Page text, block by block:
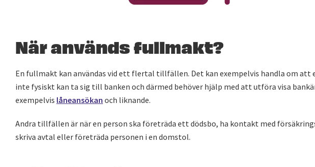
När används fullmakt?
En fullmakt kan användas vid ett flertal tillfällen. Det kan exempelvis handla om att
inte fysiskt kan ta sig till banken och därmed behöver hjälp med att utföra visa
exempelvis låneansökan och liknande.
Andra tillfällen är när en person ska företräda ett dödsbo, ha kontakt med
skriva avtal eller företräda personen i en domstol.